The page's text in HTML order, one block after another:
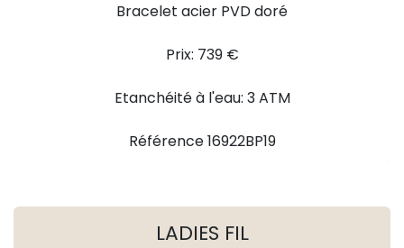
Bracelet acier PVD doré
Prix: 739 €
Etanchéité à l'eau: 3 ATM
Référence 16922BP19
LADIES FIL